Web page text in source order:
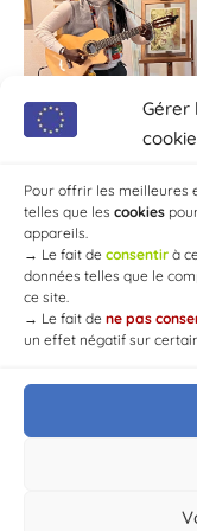
Gérer
Pour offrir les meilleures
telles que les cookies
appareils.
→ Le fait de consentir à
données telles que le
ce site.
→ Le fait de ne pas
un effet négatif sur
© Mairie de